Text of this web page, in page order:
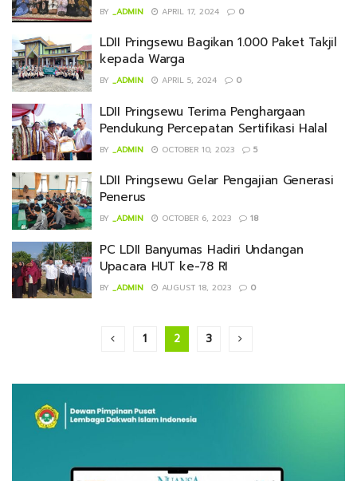
BY _ADMIN APRIL 17, 2024 0
LDII Pringsewu Bagikan 1.000 Paket Takjil
kepada Warga
BY _ADMIN APRIL 5, 2024 0
LDII Pringsewu Terima Penghargaan
Pendukung Percepatan Sertifikasi Halal
BY _ADMIN OCTOBER 10, 2023 5
LDII Pringsewu Gelar Pengajian Generasi
Penerus
BY _ADMIN OCTOBER 6, 2023 18
PC LDII Banyumas Hadiri Undangan
Upacara HUT ke-78 RI
BY _ADMIN AUGUST 18, 2023 0
1 2 3